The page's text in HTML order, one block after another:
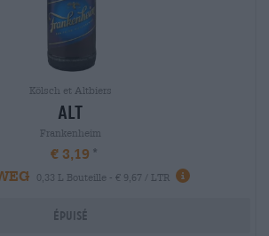
Kölsch et Altbiers
alt
Frankenheim
€ 3,19
0,33 L Bouteille - € 9,67 / LTR
Épuisé